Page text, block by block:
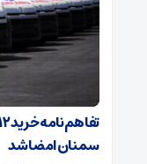
سمنان امضا شد